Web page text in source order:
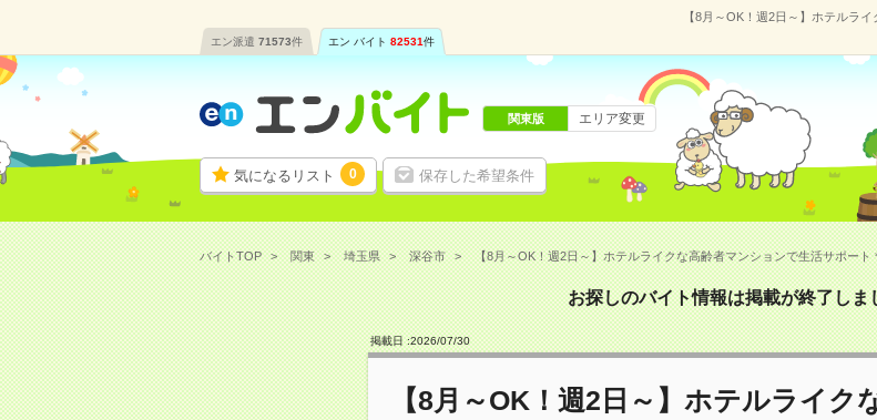
【8月～OK！週2日～】ホテルラ
エン派遣 71573件 エン バイト 82531件
気になるリスト 0 保存した希望条件
関東版 エリア変更
バイトTOP 関東 埼玉県 深谷市 【8月～OK！週2日～】ホテルライクな高齢者マンションで生活サポート
お探しのバイト情報は掲載が終了しま
掲載日 :2026/07/30
【8月～OK！週2日～】ホテルライク